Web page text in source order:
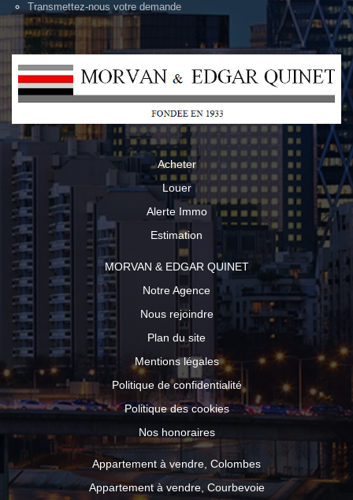
Transmettez-nous votre demande
Acheter
Louer
Alerte Immo
Estimation
MORVAN & EDGAR QUINET
Notre Agence
Nous rejoindre
Plan du site
Mentions légales
Politique de confidentialité
Politique des cookies
Nos honoraires
Appartement à vendre, Colombes
Appartement à vendre, Courbevoie